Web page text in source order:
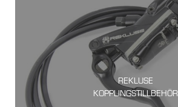
REKLUSE
KOPPLINGSTILLBEHÖR